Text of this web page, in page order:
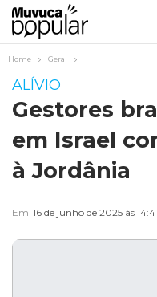
Home Geral
ALÍVIO
Gestores
em Israel
à Jordânia
Em 16 de junho de 2025 ás 14:41